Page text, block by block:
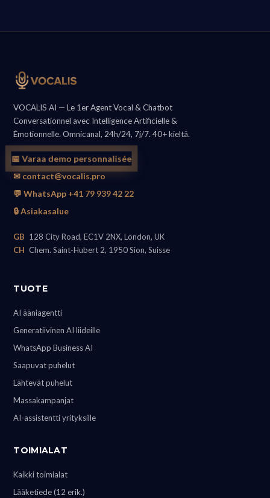
VOCALIS AI — Le 1er Agent Vocal & Chatbot
Conversationnel avec Intelligence Artificielle &
Émotionnelle. Omnicanal, 24h/24, 7j/7. 40+ kieltä.
📅 Varaa demo personnalisée
✉ contact@vocalis.pro
💬 WhatsApp +41 79 939 42 22
🔒 Asiakasalue
GB 128 City Road, EC1V 2NX, London, UK
CH Chem. Saint-Hubert 2, 1950 Sion, Suisse
TUOTE
AI ääniagentti
Generatiivinen AI liideille
WhatsApp Business AI
Saapuvat puhelut
Lähtevät puhelut
Massakampanjat
AI-assistentti yrityksille
TOIMIALAT
Kaikki toimialat
Lääketiede (12 erik.)